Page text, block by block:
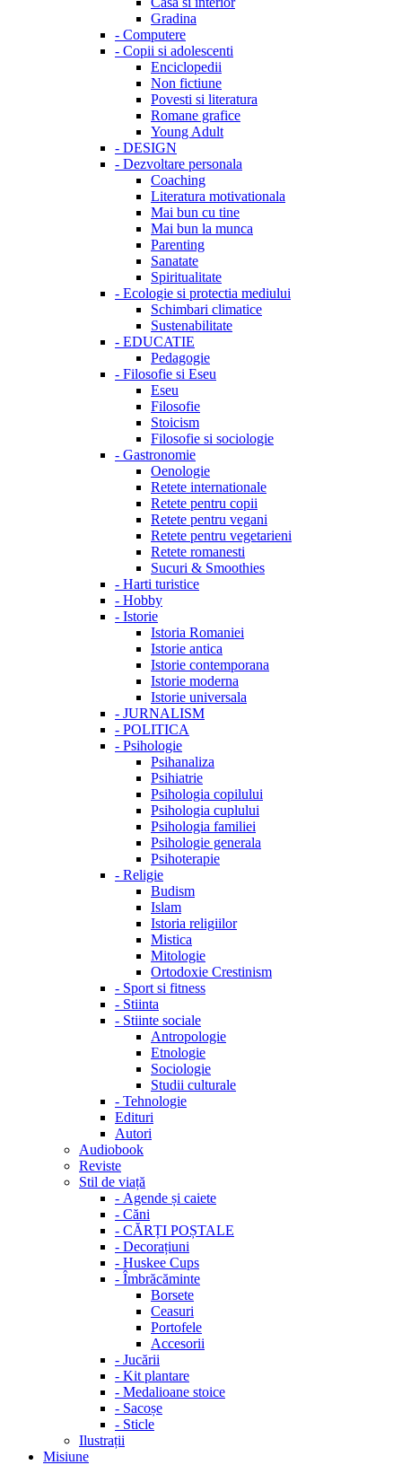
Gradina
- Computere
- Copii si adolescenti
Enciclopedii
Non fictiune
Povesti si literatura
Romane grafice
Young Adult
- DESIGN
- Dezvoltare personala
Coaching
Literatura motivationala
Mai bun cu tine
Mai bun la munca
Parenting
Sanatate
Spiritualitate
- Ecologie si protectia mediului
Schimbari climatice
Sustenabilitate
- EDUCATIE
Pedagogie
- Filosofie si Eseu
Eseu
Filosofie
Stoicism
Filosofie si sociologie
- Gastronomie
Oenologie
Retete internationale
Retete pentru copii
Retete pentru vegani
Retete pentru vegetarieni
Retete romanesti
Sucuri & Smoothies
- Harti turistice
- Hobby
- Istorie
Istoria Romaniei
Istorie antica
Istorie contemporana
Istorie moderna
Istorie universala
- JURNALISM
- POLITICA
- Psihologie
Psihanaliza
Psihiatrie
Psihologia copilului
Psihologia cuplului
Psihologia familiei
Psihologie generala
Psihoterapie
- Religie
Budism
Islam
Istoria religiilor
Mistica
Mitologie
Ortodoxie Crestinism
- Sport si fitness
- Stiinta
- Stiinte sociale
Antropologie
Etnologie
Sociologie
Studii culturale
- Tehnologie
Edituri
Autori
Audiobook
Reviste
Stil de viață
- Agende și caiete
- Căni
- CĂRȚI POȘTALE
- Decorațiuni
- Huskee Cups
- Îmbrăcăminte
Borsete
Ceasuri
Portofele
Accesorii
- Jucării
- Kit plantare
- Medalioane stoice
- Sacoșe
- Sticle
Ilustrații
Misiune